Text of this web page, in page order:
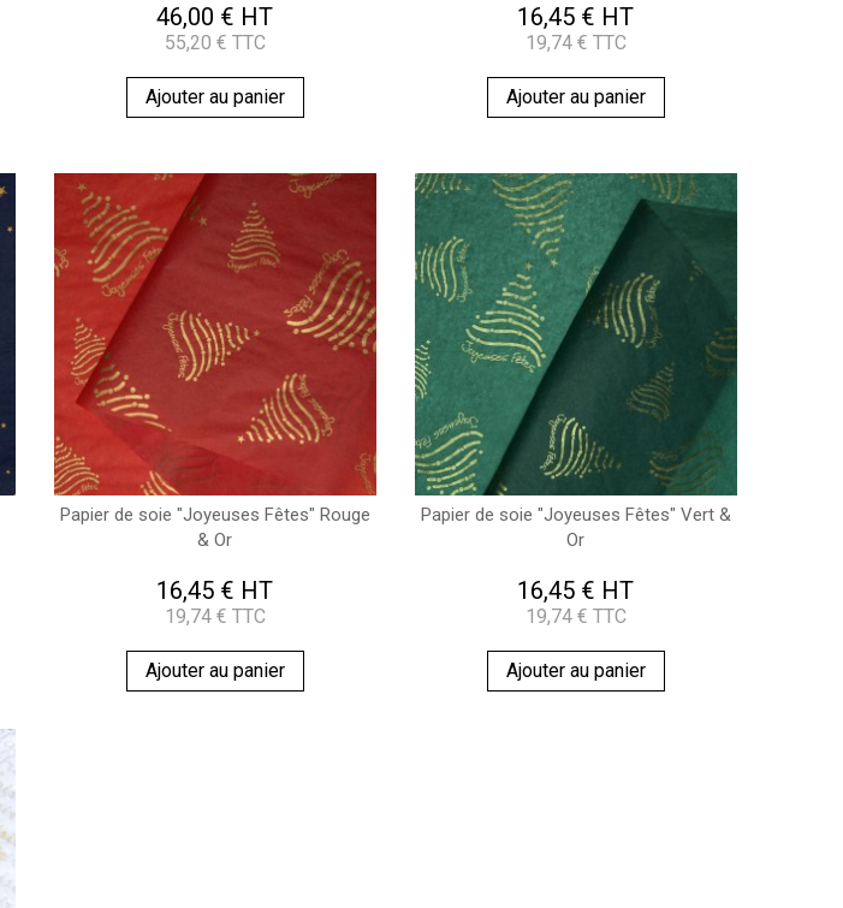
46,00 € HT
55,20 € TTC
Ajouter au panier
16,45 € HT
19,74 € TTC
Ajouter au panier
Papier de soie "Joyeuses Fêtes" Rouge
& Or
16,45 € HT
19,74 € TTC
Ajouter au panier
Papier de soie "Joyeuses Fêtes" Vert &
Or
16,45 € HT
19,74 € TTC
Ajouter au panier